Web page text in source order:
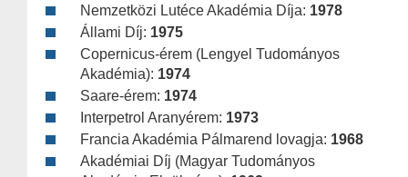
Nemzetközi Lutéce Akadémia Díja: 1978
Állami Díj: 1975
Copernicus-érem (Lengyel Tudományos
Akadémia): 1974
Saare-érem: 1974
Interpetrol Aranyérem: 1973
Francia Akadémia Pálmarend lovagja: 1968
Akadémiai Díj (Magyar Tudományos